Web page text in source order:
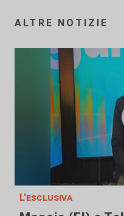
ALTRE NOTIZIE
L'esclusiva